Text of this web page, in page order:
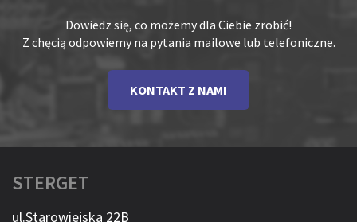
Dowiedz się, co możemy dla Ciebie zrobić!
Z chęcią odpowiemy na pytania mailowe lub telefoniczne.
KONTAKT Z NAMI
STERGET
ul.Starowiejska 22B